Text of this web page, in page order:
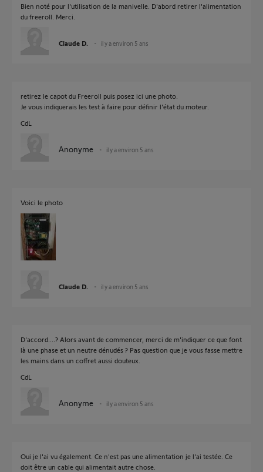
Bien noté pour l'utilisation de la manivelle. D'abord retirer l'alimentation
du freeroll. Merci.
Claude D. il y a environ 5 ans
retirez le capot du Freeroll puis posez ici une photo.
Je vous indiquerais les test à faire pour définir l'état du moteur.
CdL
Anonyme il y a environ 5 ans
Voici le photo
Claude D. il y a environ 5 ans
D'accord....? Alors avant de commencer, merci de m'indiquer ce que font
là une phase et un neutre dénudés ? Pas question que je vous fasse mettre
les mains dans un coffret aussi douteux.
CdL
Anonyme il y a environ 5 ans
Oui je l'ai vu également. Ce n'est pas une alimentation je l'ai testée. Ce
doit être un cable qui alimentait autre chose.